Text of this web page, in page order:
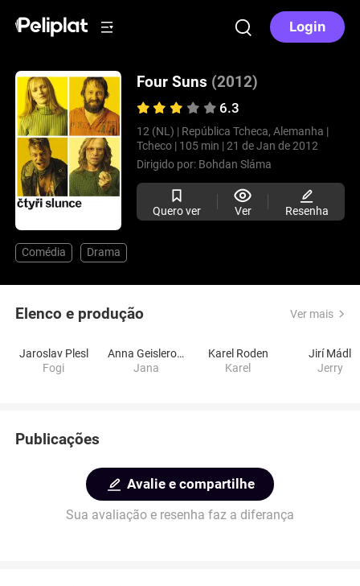
Login
Four Suns (2012)
6.3
12 (NL) | República Tcheca, Alemanha |
Tcheco | 105 min | 21 de Jan de 2012
Dirigido por: Bohdan Sláma
Quero ver Ver Resenha
Comédia Drama
Elenco e produção Ver mais
Jaroslav Plesl
Fogi
Anna Geislerová
Jana
Karel Roden
Karel
Jirí Mádl
Jerry
Publicações
Avalie e compartilhe
Sua avaliação e resenha faz a diferança